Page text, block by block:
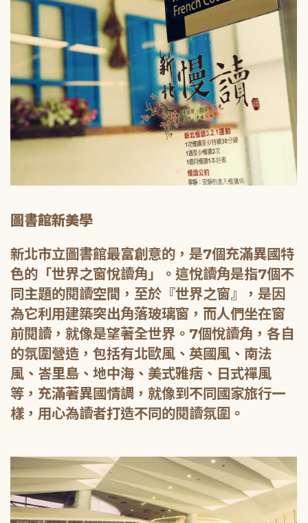
圖書館新美學
新北市立圖書館最富創意的，是7個充滿異國特
色的「世界之窗悅讀角」。這悅讀角是指7個不
同主題的閱讀空間，至於『世界之窗』，是因
為它利用建築突出角落玻璃窗，而人們坐在窗
前閱讀，就像是望著全世界。7個悅讀角，各自
的氛圍營造，包括有北歐風、英國風、南法
風、峇里島、地中海、美式雅痞、日式禪風
等，充滿著異國情調，就像到不同國家旅行一
樣，用心為讀者打造不同的閱讀氛圍。